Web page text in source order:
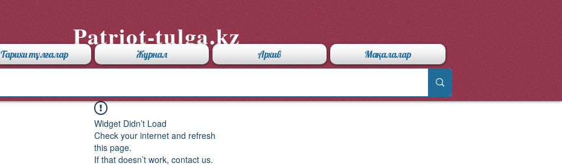
Patriot-tulga.kz
Тарихи тұлғалар Журнал Архив Мақалалар
Widget Didn’t Load
Check your internet and refresh
this page.
If that doesn’t work, contact us.